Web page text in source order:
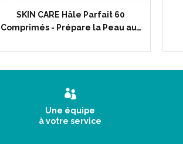
SKIN CARE Hâle Parfait 60
Comprimés - Prépare la Peau au…
Une équipe
à votre service